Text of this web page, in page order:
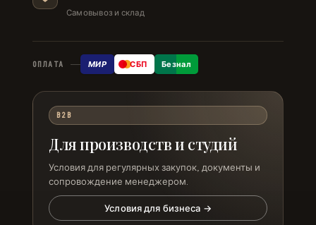
Самовывоз и склад
ОПЛАТА МИР СБП Безнал
B2B
Для производств и студий
Условия для регулярных закупок, документы и
сопровождение менеджером.
Условия для бизнеса →